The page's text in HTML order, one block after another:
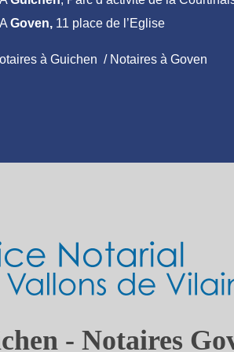
Goven, 11 place de l’Eglise
à Guichen / Notaires à Goven
- Notaires